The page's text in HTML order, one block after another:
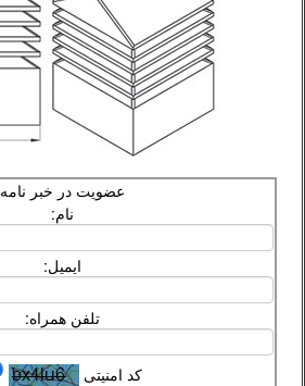
عضویت در خبر نامه
نام:
ایمیل:
تلفن همراه:
کد امنیتی